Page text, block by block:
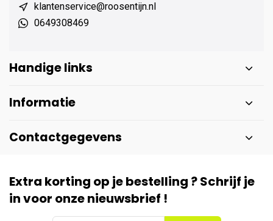
klantenservice@roosentijn.nl
0649308469
Handige links
Informatie
Contactgegevens
Extra korting op je bestelling ? Schrijf je
in voor onze nieuwsbrief !